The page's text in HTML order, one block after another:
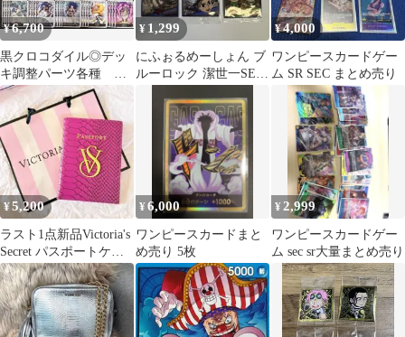
¥6,700
黒クロコダイル◎デッ
キ調整パーツ各種 ワ
ンピースカードゲー
ム 蒼海の七傑
¥ 1,299
にふぉるめーしょん ブ
ルーロック 潔世一SEC
¥4,000
ワンピースカードゲー
ム SR SEC まとめ売り
¥5,200
ラスト1点新品Victoria's
Secret パスポートケー
ス ワインレッド
¥6,000
ワンピースカードまと
め売り 5枚
¥ 2,999
ワンピースカードゲー
ム sec sr大量まとめ売り